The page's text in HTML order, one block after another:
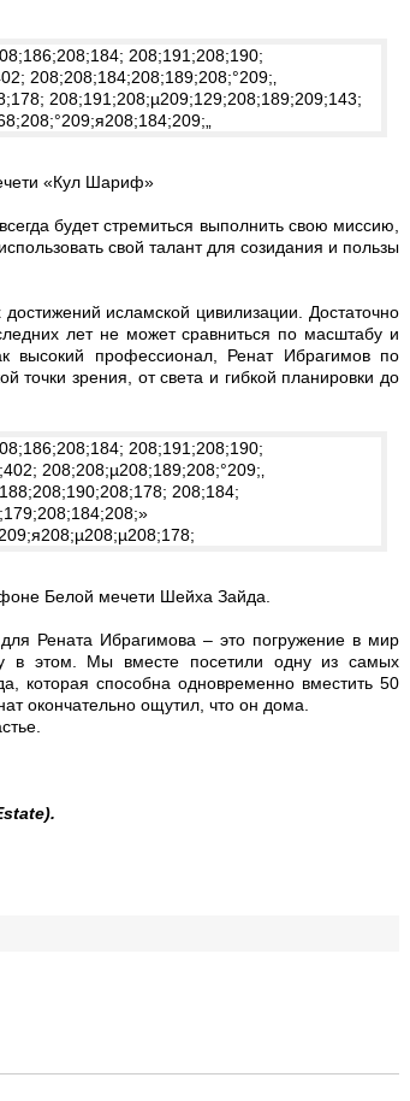
«Кул Шариф»
будет стремиться выполнить свою миссию,
свой талант для созидания и пользы
исламской цивилизации. Достаточно
лет не может сравниться по масштабу и
высокий профессионал, Ренат Ибрагимов по
точки зрения, от света и гибкой планировки до
Белой мечети Шейха Зайда.
Рената Ибрагимова – это погружение в мир
в этом. Мы вместе посетили одну из самых
которая способна одновременно вместить 50
окончательно ощутил, что он дома.